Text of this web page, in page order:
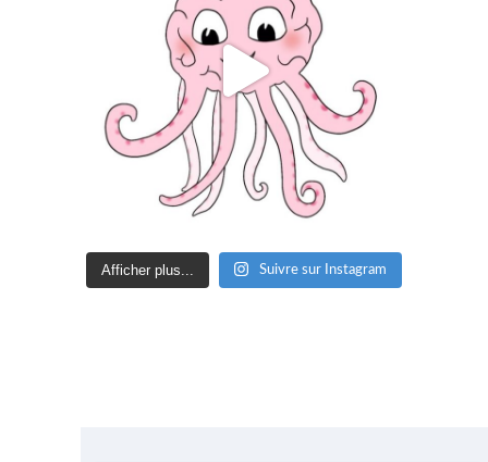
Afficher plus... Suivre sur Instagram